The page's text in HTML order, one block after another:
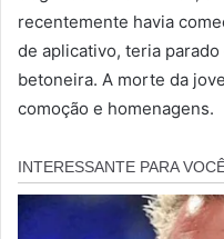
recentemente havia
de aplicativo, teria
betoneira. A morte da
comoção e homenagens.